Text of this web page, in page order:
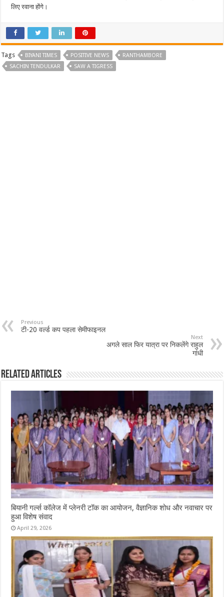
लिए रवाना होंगे।
Tags BIYANI TIMES POSITIVE NEWS
RANTHAMBORE
SACHIN TENDULKAR
SAW A TIGRESS
Previous
टी-20 वर्ल्ड कप पहला सेमीफाइनल
Next
अगले साल फिर यात्रा पर निकलेंगे राहुल
गांधी
Related Articles
बियानी गर्ल्स कॉलेज में प्लेनरी टॉक का आयोजन, वैज्ञानिक शोध और नवाचार पर
हुआ विशेष संवाद
April 29, 2026